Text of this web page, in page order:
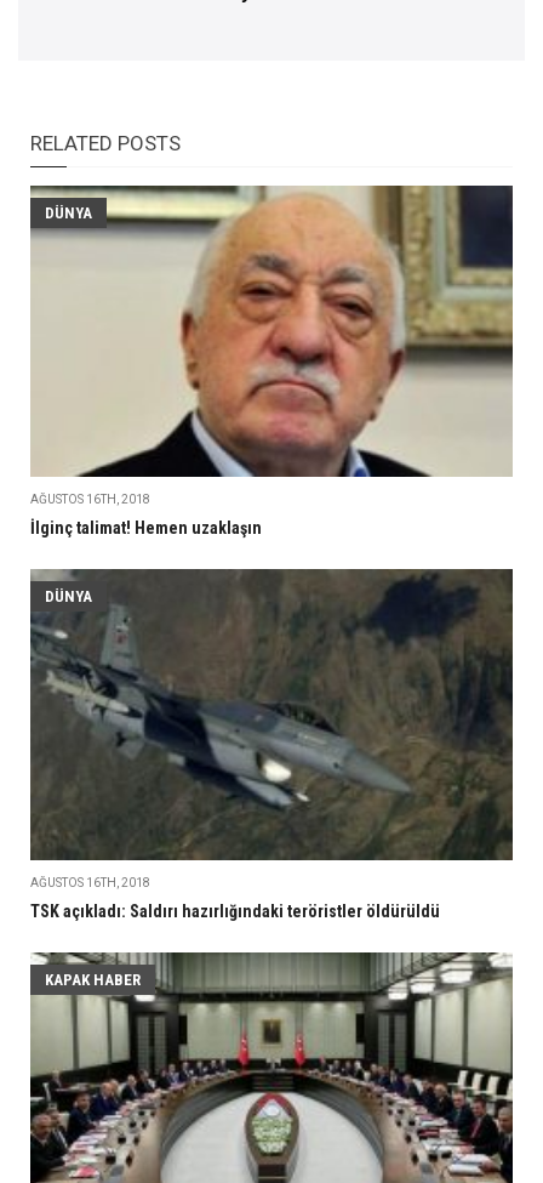
RELATED POSTS
DÜNYA
AĞUSTOS 16TH, 2018
İlginç talimat! Hemen uzaklaşın
DÜNYA
AĞUSTOS 16TH, 2018
TSK açıkladı: Saldırı hazırlığındaki teröristler öldürüldü
KAPAK HABER